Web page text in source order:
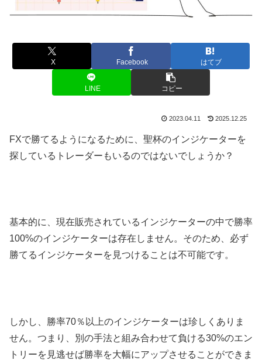
X Facebook はてブ
LINE コピー
2023.04.11 2025.12.25
FXで勝てるようになるために、聖杯のインジケーターを
探しているトレーダーもいるのではないでしょうか？
基本的に、現在販売されているインジケーターの中で勝率
100%のインジケーターは存在しません。そのため、必ず
勝てるインジケーターを見つけることは不可能です。
しかし、勝率70％以上のインジケーターは珍しくありま
せん。つまり、別の手法と組み合わせて負ける30%のエン
トリーを見逃せば勝率を大幅にアップさせることができま